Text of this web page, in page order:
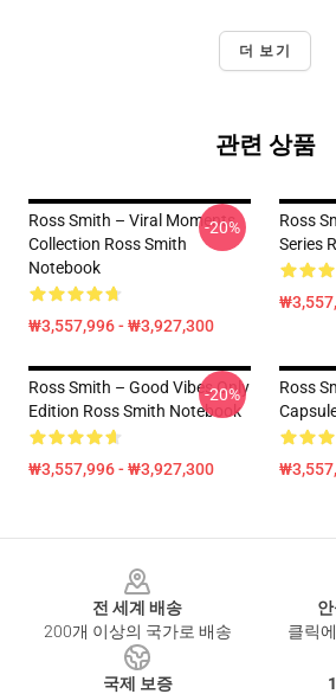
더 보기
관련 상품
Ross Smith – Viral Moments
Collection Ross Smith
Notebook
₩3,557,996 - ₩3,927,300
-20%
Ross
Series
Ross Smith – Good Vibes Only
Edition Ross Smith Notebook
₩3,557,996 - ₩3,927,300
-20%
Ross
전 세계 배송
200개 이상의 국가로 배송
클릭
국제 보증